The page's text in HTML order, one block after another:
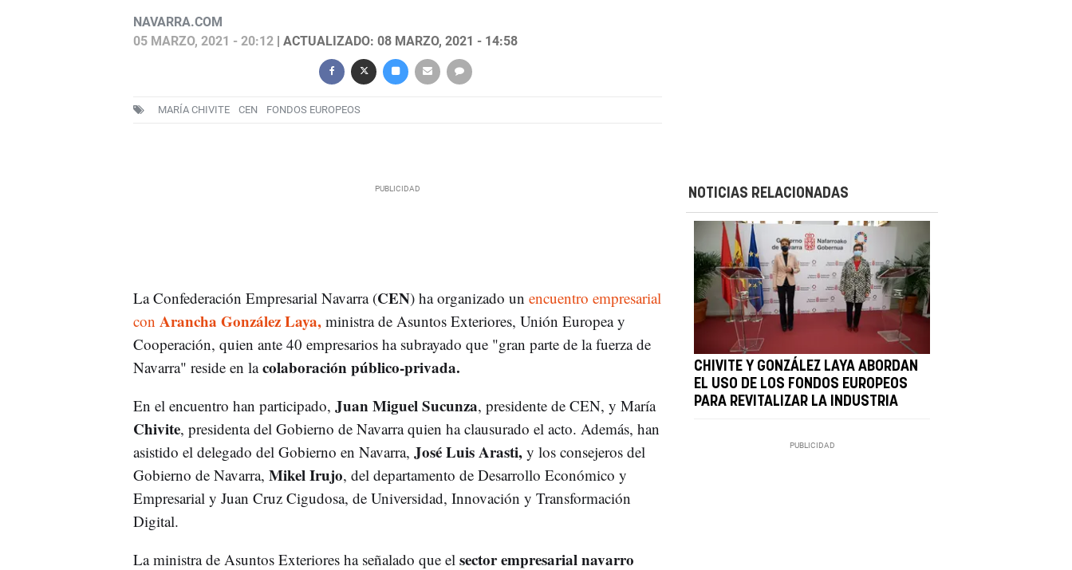
NAVARRA.COM
05 MARZO, 2021 - 20:12| ACTUALIZADO: 08 MARZO, 2021 - 14:58
MARÍA CHIVITE CEN FONDOS EUROPEOS
La Confederación Empresarial Navarra (CEN) ha organizado un encuentro empresarial
con Arancha González Laya,ministra de Asuntos Exteriores, Unión Europea y
Cooperación, quien ante 40 empresarios ha subrayado que "gran parte de la fuerza de
Navarra" reside en lacolaboración público-privada.
En el encuentro han participado, Juan Miguel Sucunza, presidente de CEN, y María
Chivite, presidenta del Gobierno de Navarra quien ha clausurado el acto. Además, han
asistido el delegado del Gobierno en Navarra, José Luis Arasti,y los consejeros del
Gobierno de Navarra, Mikel Irujo, del departamento de Desarrollo Económico y
Empresarial y Juan Cruz Cigudosa, de Universidad, Innovación y Transformación
Digital.
La ministra de Asuntos Exteriores ha señalado que el sector empresarial navarro
NOTICIAS RELACIONADAS
CHIVITE Y GONZÁLEZ LAYA ABORDAN
EL USO DE LOS FONDOS EUROPEOS
PARA REVITALIZAR LA INDUSTRIA